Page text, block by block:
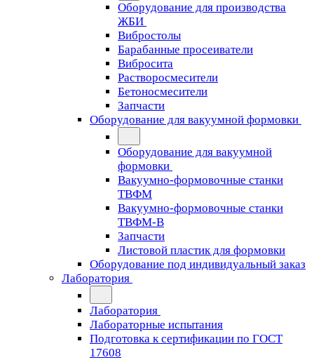
Оборудование для производства
ЖБИ
Вибростолы
Барабанные просеиватели
Вибросита
Растворосмесители
Бетоносмесители
Запчасти
Оборудование для вакуумной формовки
Оборудование для вакуумной
формовки
Вакуумно-формовочные станки
ТВФМ
Вакуумно-формовочные станки
ТВФМ-В
Запчасти
Листовой пластик для формовки
Оборудование под индивидуальный заказ
Лаборатория
Лаборатория
Лабораторные испытания
Подготовка к сертификации по ГОСТ
17608